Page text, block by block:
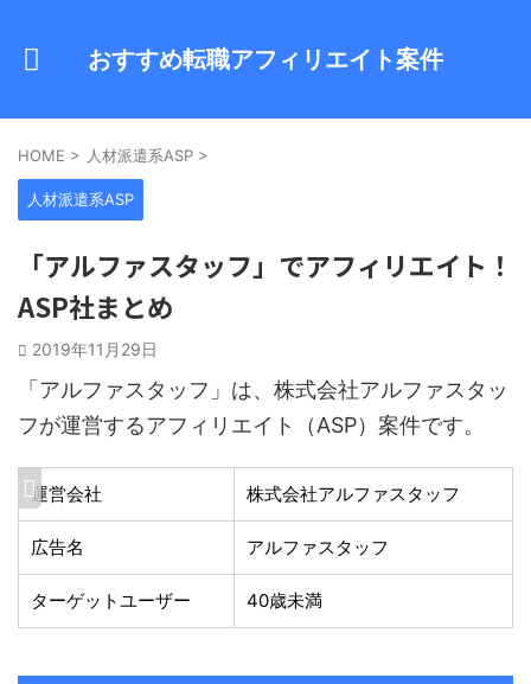
おすすめ転職アフィリエイト案件
HOME > 人材派遣系ASP >
人材派遣系ASP
「アルファスタッフ」でアフィリエイト！
ASP社まとめ
2019年11月29日
「アルファスタッフ」は、株式会社アルファスタッ
フが運営するアフィリエイト（ASP）案件です。
運営会社 株式会社アルファスタッフ
広告名 アルファスタッフ
ターゲットユーザー 40歳未満